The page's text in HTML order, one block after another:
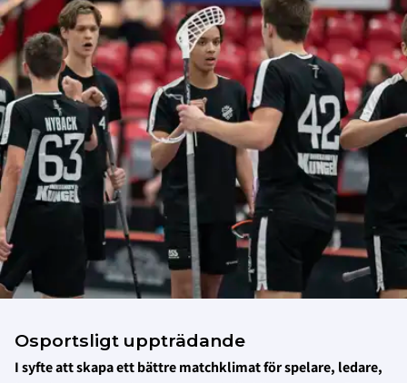
Osportsligt uppträdande
I syfte att skapa ett bättre matchklimat för spelare, ledare,